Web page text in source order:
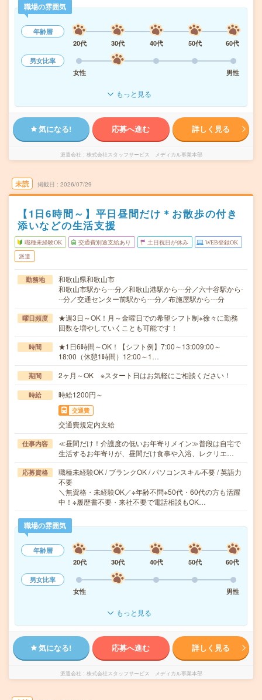
職場の雰囲気
年齢層
20代
30代 40代 50代
60代
男女比率
女性
男性
もっと見る
気になる! 応募へ進む 詳しく見る
派遣会社 株式会社スタッフサービス メディカル事業本部
未読 掲載日 2026/07/29
【1日6時間～】平日昼間だけ＊お散歩の付き
添いなどの生活支援
職種未経験OK 交通費別途支給あり 土日祝日が休み WEB登録OK
派遣
勤務地
和歌山県和歌山市
和歌山市駅から---分／和歌山港駅から---分／六十谷駅から-
--分／交通センター前駅から---分／布施屋駅から---分
曜日頻度
★週3日～OK！月～金曜日での希望シフト制※徐々に勤務
回数を増やしていくことも可能です！
時間
★1日6時間～OK！【シフト例】7:00～13:009:00～
18:00（休憩1時間）12:00～1…
期間 2ヶ月～OK ※スタート日はお気軽にご相談ください！
時給 時給1200円～
交通費
交通費規定内支給
仕事内容
≪昼間だけ！介護度の低いお年寄りメイン≫普段は自宅で
生活するお年寄りが、昼間だけ食事や入浴、レクリエ…
応募資格
職種未経験OK / ブランクOK / パソコンスキル不要 / 英語力
不要
＼無資格・未経験OK／※年齢不問※50代・60代の方も活躍
中！※履歴書不要・来社不要で電話相談もOK…
職場の雰囲気
年齢層
20代
30代 40代 50代
60代
男女比率
女性
男性
もっと見る
気になる! 応募へ進む 詳しく見る
派遣会社 株式会社スタッフサービス メディカル事業本部